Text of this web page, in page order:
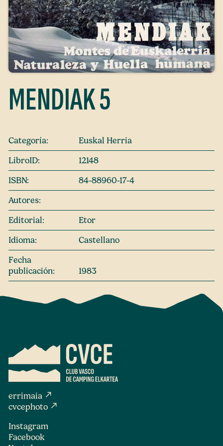
MENDIAK 5
Categoría:
Euskal Herria
LibroID:
12148
ISBN:
84-88960-17-4
Autores:
Editorial:
Etor
Idioma:
Castellano
Fecha
publicación:
1983
errimaia north_east
cvcephoto north_east
Instagram
Facebook